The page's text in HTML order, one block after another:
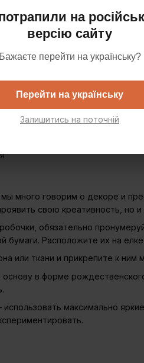
на
версію сайту
Бажаєте перейти на українську?
Перейти на українську
Залишитись на поточній
и пр.
завораживает. А если она
открывать для себя фрагмент
домочадцев – написать на
про Рождество»,
взрослым после тяжелой
отдыха от офисной суеты.
мы много говорим о декоре и
свою креативность, но
обязательно
бумаги. Расположите их на
или ткани и прикрепите к ним
основу в форме
максимально